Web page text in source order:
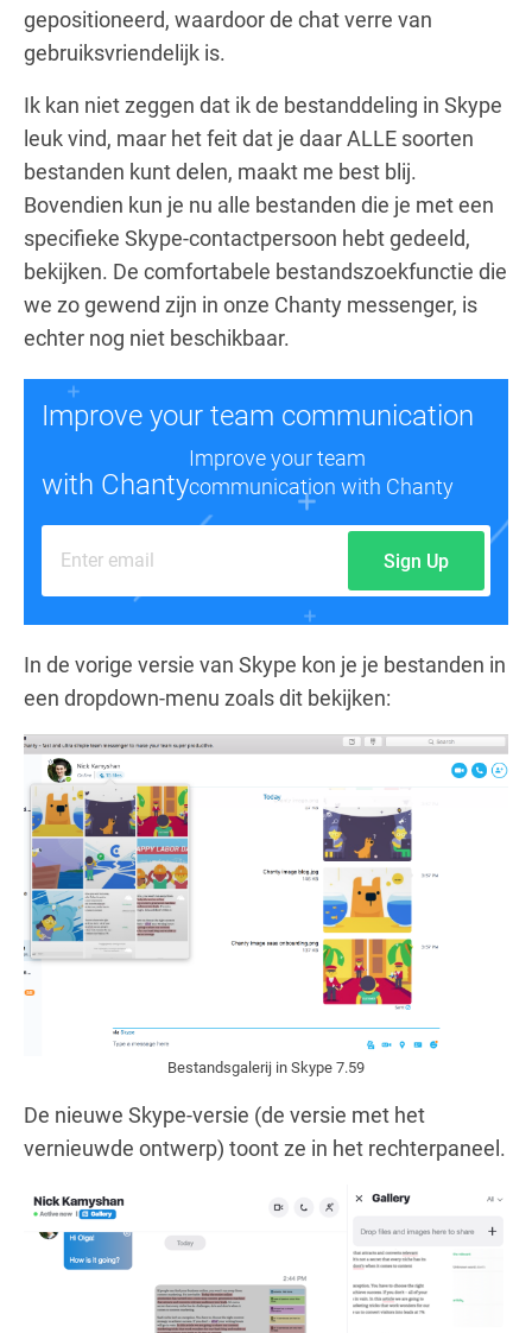
gepositioneerd, waardoor de chat verre van
gebruiksvriendelijk is.
Ik kan niet zeggen dat ik de bestanddeling in Skype
leuk vind, maar het feit dat je daar ALLE soorten
bestanden kunt delen, maakt me best blij.
Bovendien kun je nu alle bestanden die je met een
specifieke Skype-contactpersoon hebt gedeeld,
bekijken. De comfortabele bestandszoekfunctie die
we zo gewend zijn in onze Chanty messenger, is
echter nog niet beschikbaar.
Improve your team communication
with Chanty
Improve your team
communication with Chanty
Sign Up
In de vorige versie van Skype kon je je bestanden in
een dropdown-menu zoals dit bekijken:
Bestandsgalerij in Skype 7.59
De nieuwe Skype-versie (de versie met het
vernieuwde ontwerp) toont ze in het rechterpaneel.